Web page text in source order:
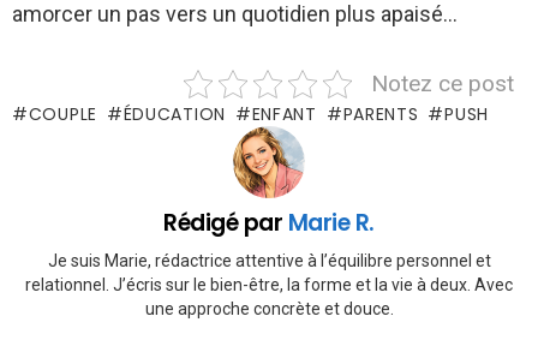
amorcer un pas vers un quotidien plus apaisé…
Notez ce post
COUPLE ÉDUCATION ENFANT PARENTS PUSH
Rédigé par Marie R.
Je suis Marie, rédactrice attentive à l’équilibre personnel et
relationnel. J’écris sur le bien-être, la forme et la vie à deux. Avec
une approche concrète et douce.